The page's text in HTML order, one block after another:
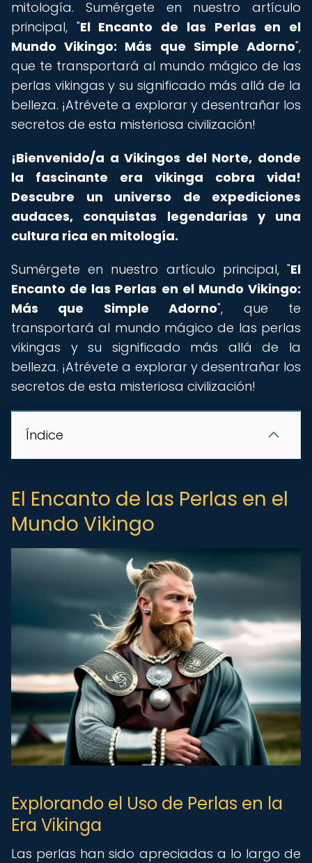
mitología. Sumérgete en nuestro artículo
principal, "El Encanto de las Perlas en el
Mundo Vikingo: Más que Simple Adorno",
que te transportará al mundo mágico de las
perlas vikingas y su significado más allá de la
belleza. ¡Atrévete a explorar y desentrañar los
secretos de esta misteriosa civilización!
¡Bienvenido/a a Vikingos del Norte, donde
la fascinante era vikinga cobra vida!
Descubre un universo de expediciones
audaces, conquistas legendarias y una
cultura rica en mitología.
Sumérgete en nuestro artículo principal, "El
Encanto de las Perlas en el Mundo Vikingo:
Más que Simple Adorno", que te
transportará al mundo mágico de las perlas
vikingas y su significado más allá de la
belleza. ¡Atrévete a explorar y desentrañar los
secretos de esta misteriosa civilización!
Índice
El Encanto de las Perlas en el
Mundo Vikingo
Explorando el Uso de Perlas en la
Era Vikinga
Las perlas han sido apreciadas a lo largo de